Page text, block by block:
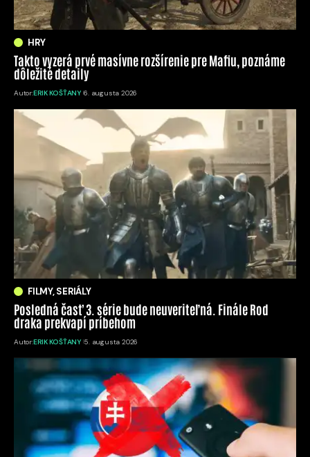
HRY
Takto vyzerá prvé masívne rozšírenie pre Mafiu, poznáme
dôležité detaily
Autor:ERIK KOŠŤANY 6. augusta 2026
FILMY, SERIÁLY
Posledná časť 3. série bude neuveriteľná. Finále Rod
draka prekvapí príbehom
Autor:ERIK KOŠŤANY 5. augusta 2026